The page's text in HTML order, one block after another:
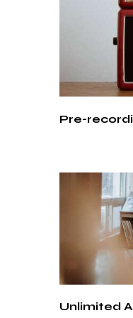
Pre-
Unlimited